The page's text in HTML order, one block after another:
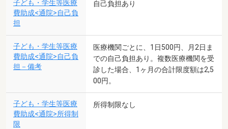
子ども・学生等医療
費助成<通院>自己負
担
自己負担あり
子ども・学生等医療
費助成<通院>自己負
担－備考
医療機関ごとに、1日500円、月2日ま
での自己負担あり。複数医療機関を受
診した場合、1ヶ月の合計限度額は2,5
00円。
子ども・学生等医療
費助成<通院>所得制
限
所得制限なし